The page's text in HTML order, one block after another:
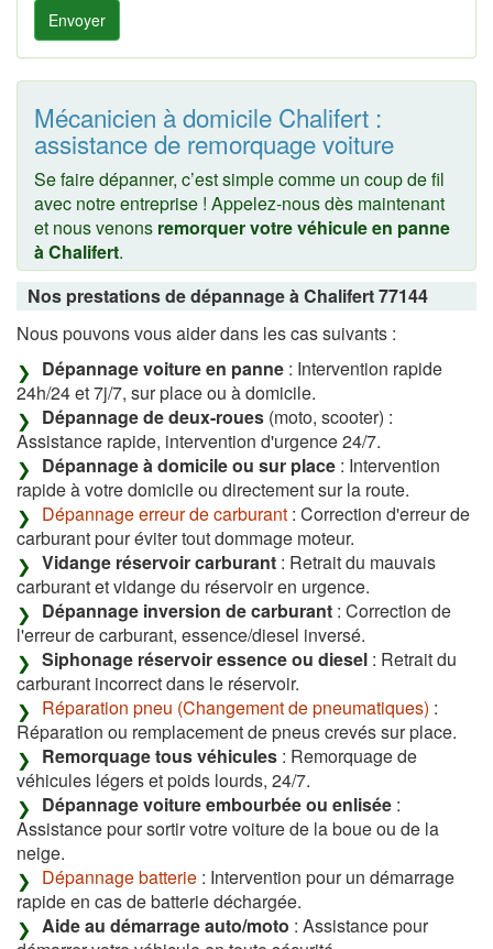
Envoyer
Mécanicien à domicile Chalifert :
assistance de remorquage voiture
Se faire dépanner, c’est simple comme un coup de fil
avec notre entreprise ! Appelez-nous dès maintenant
et nous venons remorquer votre véhicule en panne
à Chalifert.
Nos prestations de dépannage à Chalifert 77144
Nous pouvons vous aider dans les cas suivants :
Dépannage voiture en panne : Intervention rapide
24h/24 et 7j/7, sur place ou à domicile.
Dépannage de deux-roues (moto, scooter) :
Assistance rapide, intervention d'urgence 24/7.
Dépannage à domicile ou sur place : Intervention
rapide à votre domicile ou directement sur la route.
Dépannage erreur de carburant : Correction d'erreur de
carburant pour éviter tout dommage moteur.
Vidange réservoir carburant : Retrait du mauvais
carburant et vidange du réservoir en urgence.
Dépannage inversion de carburant : Correction de
l'erreur de carburant, essence/diesel inversé.
Siphonage réservoir essence ou diesel : Retrait du
carburant incorrect dans le réservoir.
Réparation pneu (Changement de pneumatiques) :
Réparation ou remplacement de pneus crevés sur place.
Remorquage tous véhicules : Remorquage de
véhicules légers et poids lourds, 24/7.
Dépannage voiture embourbée ou enlisée :
Assistance pour sortir votre voiture de la boue ou de la
neige.
Dépannage batterie : Intervention pour un démarrage
rapide en cas de batterie déchargée.
Aide au démarrage auto/moto : Assistance pour